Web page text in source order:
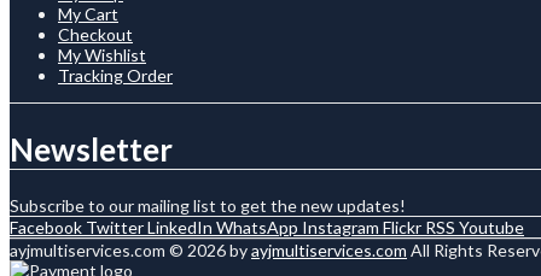
My Cart
Checkout
My Wishlist
Tracking Order
Newsletter
Subscribe to our mailing list to get the new updates!
Facebook TwitterLinkedIn WhatsApp Instagram Flickr RSS Youtube
ayjmultiservices.com © 2026 byayjmultiservices.com All Rights